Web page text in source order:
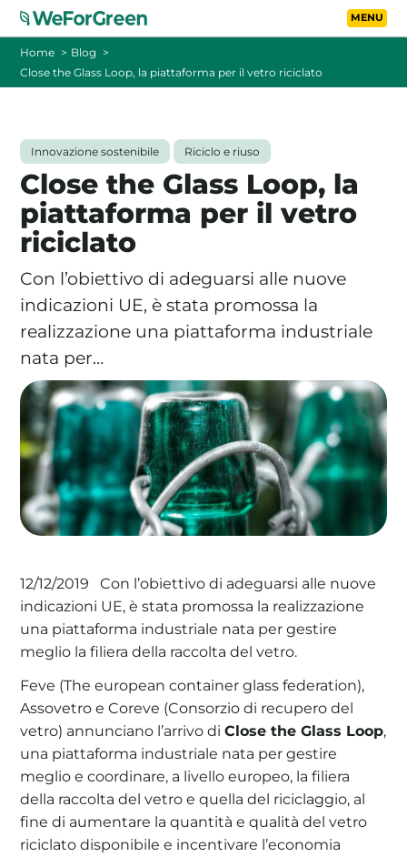
Vai al contenuto
La tua cooperativa energetica sostenibile
Area Soci|Aderisci a WeForGreen
TARIFFE
FOTOVOLTAICO A DISTANZA
FAQ
CONTATTI
PASSA A WEFORGREEN
Home
Blog
Close the Glass Loop, la piattaforma per il vetro riciclato
Innovazione sostenibile Riciclo e riuso
Close the Glass Loop, la
piattaforma per il vetro
riciclato
Con l’obiettivo di adeguarsi alle nuove
indicazioni UE, è stata promossa la
realizzazione una piattaforma industriale
nata per…
12/12/2019
Con l’obiettivo di adeguarsi alle nuove
indicazioni UE, è stata promossa la realizzazione
una piattaforma industriale nata per gestire
meglio la filiera della raccolta del vetro.
Feve (The european container glass federation),
Assovetro e Coreve (Consorzio di recupero del
vetro) annunciano l’arrivo diClose the Glass Loop,
una piattaforma industriale nata per gestire
meglio e coordinare, a livello europeo, la filiera
della raccolta del vetro e quella del riciclaggio, al
fine di aumentare la quantità e qualità del vetro
riciclato disponibile e incentivare l’economia